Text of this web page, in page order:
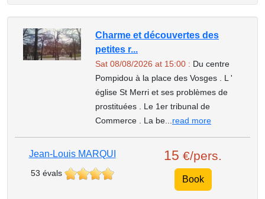
Charme et découvertes des
petites r...
Sat 08/08/2026 at 15:00 : Du centre
Pompidou à la place des Vosges . L '
église St Merri et ses problèmes de
prostituées . Le 1er tribunal de
Commerce . La be... read more
Jean-Louis MARQUI
53 évals
15 €/pers.
Book